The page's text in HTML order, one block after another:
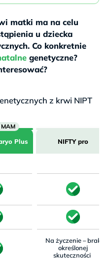
matki ma na celu
u dziecka
Co konkretnie
genetyczne?
z krwi NIPT
Plus NIFTY pro
Na życzenie – brak
określonej
skuteczności